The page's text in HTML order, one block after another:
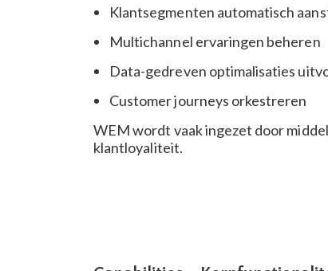
Klantsegmenten automatisch
Multichannel ervaringen beheren
Data-gedreven optimalisaties
Customer journeys orkestreren
WEM wordt vaak ingezet door
klantloyaliteit.